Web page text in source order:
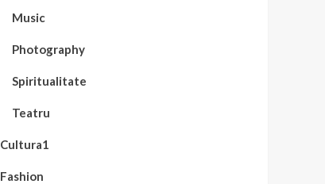
Music
Photography
Spiritualitate
Teatru
Cultura1
Fashion